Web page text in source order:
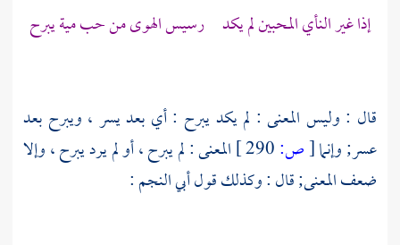
إذا غير النأي المحبين لم يكد رسيس الهوى من حب مية يبرح
قال : وليس المعنى : لم يكد يبرح : أي بعد يسر ، ويبرح بعد
عسر; وإنما[ص:
المعنى : لم يبرح ، أو لم يرد يبرح ، وإلا
ضعف المعنى; قال : وكذلك قولأبي النجم: